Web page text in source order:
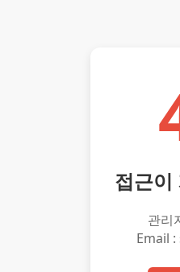
접근이
관리
Email